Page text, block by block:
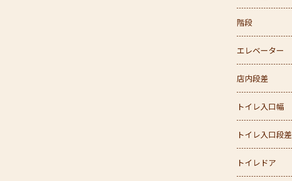
階段
エレベーター
店内段差
トイレ入口幅
トイレ入口段差
トイレドア